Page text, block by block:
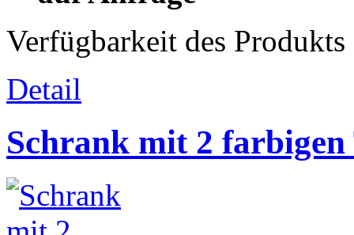
Verfügbarkeit des Produkts
Detail
Schrank mit 2